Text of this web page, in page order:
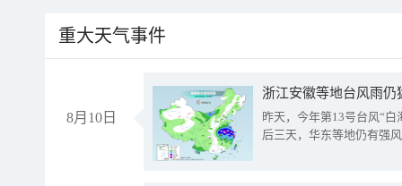
重大天气事件
8月10日
浙江安徽等地台风雨
昨天，今年第13号台风“
后三天，华东等地仍有强